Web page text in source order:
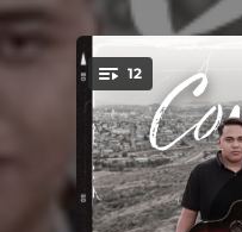
You're all set!
12
.